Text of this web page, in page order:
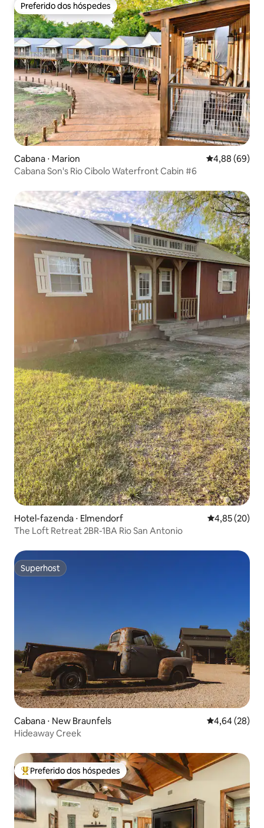
Preferido dos hóspedes
Preferido dos hóspedes
Cabana ⋅ Marion 4,88 de uma
4,88 (69)
Cabana Son's Rio Cibolo Waterfront Cabin #6
Hotel-fazenda ⋅ Elmendorf 4,85 de uma
4,85 (20)
The Loft Retreat 2BR-1BA Rio San Antonio
Superhost
Superhost
Cabana ⋅ New Braunfels 4,64 de uma
4,64 (28)
Hideaway Creek
Entre os melhores preferidos dos hóspedes
Preferido dos hóspedes